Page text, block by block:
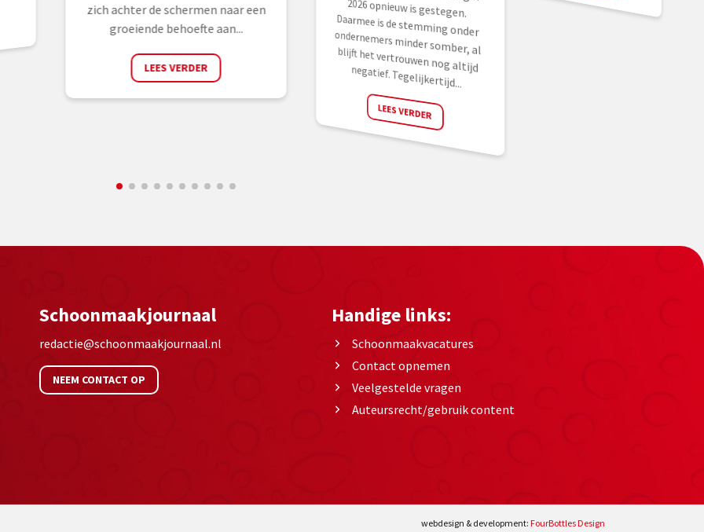
zich achter de schermen naar een
groeiende behoefte aan...
LEES VERDER negatief. Tegelijkertijd...
LEES VERDER
Schoonmaakjournaal
redactie@schoonmaakjournaal.nl
NEEM CONTACT OP
Handige links:
Schoonmaakvacatures
Contact opnemen
Veelgestelde vragen
Auteursrecht/gebruik content
webdesign & development: FourBottles Design